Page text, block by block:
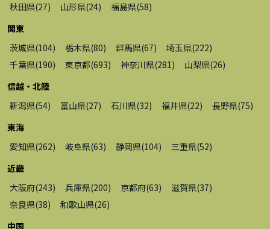
秋田県(27) 山形県(24) 福島県(58)
関東
茨城県(104) 栃木県(80) 群馬県(67) 埼玉県(222)
千葉県(190) 東京都(693) 神奈川県(281) 山梨県(26)
信越・北陸
新潟県(54) 富山県(27) 石川県(32) 福井県(22) 長野県(75)
東海
愛知県(262) 岐阜県(63) 静岡県(104) 三重県(52)
近畿
大阪府(243) 兵庫県(200) 京都府(63) 滋賀県(37)
奈良県(38) 和歌山県(26)
中国